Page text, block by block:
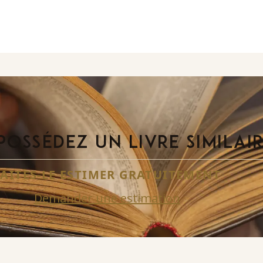
UN LIVRE
LE ESTIMER GRATUITEMENT
Demander une estimation